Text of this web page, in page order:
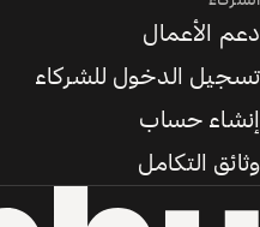
دعم الأعمال
تسجيل الدخول للشركاء
إنشاء حساب
وثائق التكامل